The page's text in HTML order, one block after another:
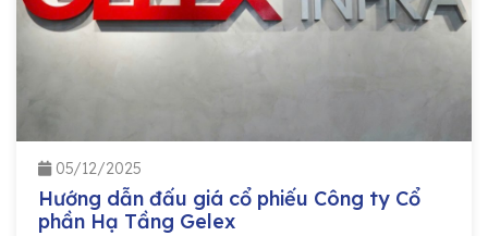
05/12/2025
Hướng dẫn đấu giá cổ phiếu Công ty Cổ
phần Hạ Tầng Gelex